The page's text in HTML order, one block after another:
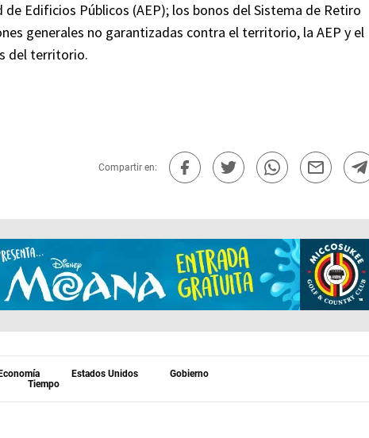
Edificios Públicos (AEP); los bonos del Sistema de Retiro
generales no garantizadas contra el territorio, la AEP y el
del territorio.
Compartir en:
Estados Unidos
Gobierno
Tiempo